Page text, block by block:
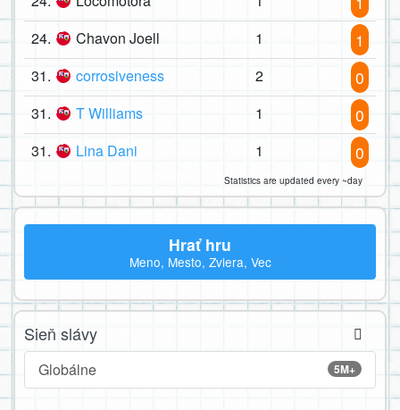
24. Chavon Joell 1 1
31. corrosiveness 2 0
31. T Williams 1 0
31. Lina Dani 1 0
Statistics are updated every ~day
Hrať hru
Meno, Mesto, Zviera, Vec
Sieň slávy
5M+
Globálne